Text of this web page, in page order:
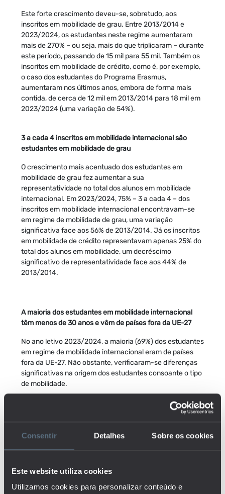
Consentir Detalhes Sobre os cookies
Este website utiliza cookies
Utilizamos cookies para personalizar conteúdo e
Este forte crescimento deveu-se, sobretudo, aos
inscritos em mobilidade de grau. Entre 2013/2014 e
2023/2024, os estudantes neste regime aumentaram
mais de 270% – ou seja, mais do que triplicaram – durante
este período, passando de 15 mil para 55 mil. Também os
inscritos em mobilidade de crédito, como é, por exemplo,
o caso dos estudantes do Programa Erasmus,
aumentaram nos últimos anos, embora de forma mais
contida, de cerca de 12 mil em 2013/2014 para 18 mil em
2023/2024 (uma variação de 54%).
3 a cada 4 inscritos em mobilidade internacional são
estudantes em mobilidade de grau
O crescimento mais acentuado dos estudantes em
mobilidade de grau fez aumentar a sua
representatividade no total dos alunos em mobilidade
internacional. Em 2023/2024, 75% – 3 a cada 4 – dos
inscritos em mobilidade internacional encontravam-se
em regime de mobilidade de grau, uma variação
significativa face aos 56% de 2013/2014. Já os inscritos
em mobilidade de crédito representavam apenas 25% do
total dos alunos em mobilidade, um decréscimo
significativo de representatividade face aos 44% de
2013/2014.
A maioria dos estudantes em mobilidade internacional
têm menos de 30 anos e vêm de países fora da UE-27
No ano letivo 2023/2024, a maioria (69%) dos estudantes
em regime de mobilidade internacional eram de países
fora da UE-27. Não obstante, verificaram-se diferenças
significativas na origem dos estudantes consoante o tipo
de mobilidade.
No caso dos estudantes em mobilidade internacional de
crédito, 3 em cada 4 (75%) tinham nacionalidade
europeia. Os principais países de origem foram a Espanha
(16%), Itália (12%), Alemanha (10%), Polónia (7%) e França
No que toca aos estudantes em mobilidade de grau, mais
de 8 em cada 10 (84%) eram de países fora da UE-27.